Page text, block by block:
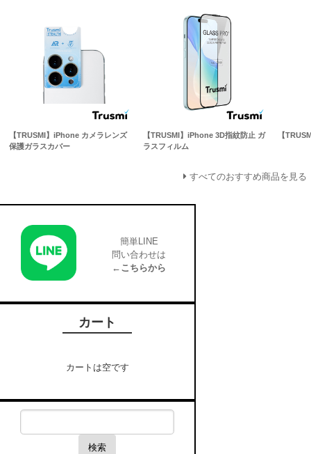
【TRUSMI】iPhone カメラレンズ
保護ガラスカバー
【TRUSMI】iPhone 3D指紋防止 ガ
ラスフィルム
【
すべてのおすすめ商品を見る
簡単LINE
問い合わせは
←こちらから
カート
カートは空です
検索